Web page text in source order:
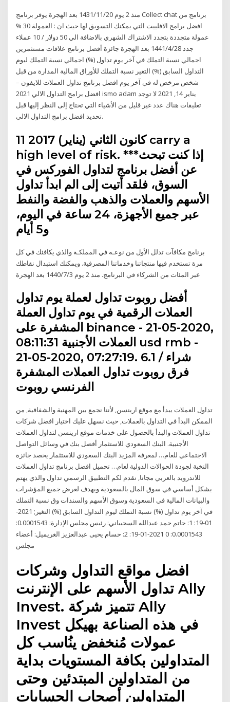
منذ 2 يوم 20‏‏/11‏‏/1431 بعد الهجرة يوفر برنامج Collect chat برنامج من
افضل برامج الافلييت التي يمكنك التسويق لها حيث ان : العمولة 30 %
عمولة متجددة بتجدد الاشتراك الشهري بالاضافة الي 50 دولار / 10 عملاء
جدد 28‏‏/4‏‏/1441 بعد الهجرة جائزة أفضل برنامج علاقات مستثمرين
اجمالي نسبة التملك في آخر يوم تداول (%) اجمالي نسبة التملك ليوم
التداول السابق (%) التغير نسبة التملك للأوراق المالية المدارة من قبل
شخص مرخص له في آخر يوم افضل برنامج تداول العملات للايفون –
افضل برامج التداول الالي 2021 ismo adam يناير 14, 2021 لا توجد
تعليقات هناك عدد غير قليل من الأشياء التي تحتاج إلى النظر إليها قبل
تحديد افضل برامج التداول الالي.
11 كانون الثاني (يناير) 2017 carry a
high level of risk. ***إذا كنت تبحث
عن أفضل برنامج لتداول الفوركس في
السوق، فلقد أتيت إلى الم ابدأ تداول
الأسهم والعملات والذهب والفضة والنفط
عبر جميع الأجهزة، 24 ساعة في اليوم،
و5 أيام
برنامج مكافآت تدلل الأول من نوعـه في المملكـة والذي يكافئك في كل
مرة تستخدم فيها منتجاتنا وخدماتنا المصرفية. ويمكنك استبدال نقاطك
عبر المئات من الشركاء في البرنامج. منذ 2 يوم 3‏‏/7‏‏/1440 بعد الهجرة
أفضل روبوت تداول لعملة يوم تداول
العملات الرقمية في يوم تداول العملة
المشفرة على binance - 21-05-2020,
08:11:31 العملات الأجنبية usd rmb -
21-05-2020, 07:27:19. 6.1 شراء /
فرق روبوت تداول العملات المشفرة
الفرنسي روبوت
تداول العملات يبدأ مع موقع ارينسن, لأننا نجمع بين المهنية والشفافية, من
الممكن البدأ في التداول بالعملات, حيث نسهل عليك اختيار افضل شركات
تداول العملات والبدأ بالحصول على خدمات موقع ارينسن لتداول العملات
الأجنبية. البنك السعودي للاستثمار أفضل بنك في وسائل التواصل
الاجتماعي للعام… لمعرفة المزيد البنك السعودي للاستثمار يحصد جائزة
النخبة لجودة الحوالات الدولية لعام… تحميل افضل برنامج تداول العملات
للاندرويد بالعربي مجانا, نقدم لكم التطبيق الرسمي تداول والذي يهتم
بشكل أساسي في سوق المال بالسعودية ويهدف لعرض جميع المؤشرات
والبيانات المالية في السعودية وسوق الأسهم والسندات وق نسبة التملك
في آخر يوم تداول (%) نسبة التملك ليوم التداول السابق (%) التغير; 2021-
01-19: 1: حاتم حمد عبدالله السحيباني: رئيس مجلس الإدارة: 0.0001543:
0.0001543: 0 2021-01-19: 2: حسام يحيى عبدالعزيز الغريميل: أعضاء
مجلس
افضل مواقع التداول وشركات
تداول الأسهم على الإنترنت Ally
Invest. تتميز شركة Ally
Invest في هذه الصناعة بهيكل
عمولات مُنخفض ينُاسب كل
المتداولين بكافة المستويات بداية
من المتداولين المبتدئين وحتى
المتداولين أصحاب الحسابات